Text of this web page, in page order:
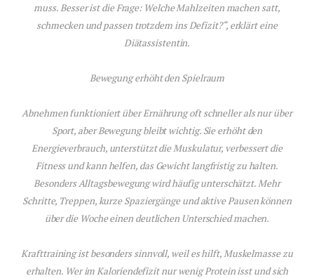
muss. Besser ist die Frage: Welche Mahlzeiten machen satt,
schmecken und passen trotzdem ins Defizit?“, erklärt eine
Diätassistentin.
Bewegung erhöht den Spielraum
Abnehmen funktioniert über Ernährung oft schneller als nur über
Sport, aber Bewegung bleibt wichtig. Sie erhöht den
Energieverbrauch, unterstützt die Muskulatur, verbessert die
Fitness und kann helfen, das Gewicht langfristig zu halten.
Besonders Alltagsbewegung wird häufig unterschätzt. Mehr
Schritte, Treppen, kurze Spaziergänge und aktive Pausen können
über die Woche einen deutlichen Unterschied machen.
Krafttraining ist besonders sinnvoll, weil es hilft, Muskelmasse zu
erhalten. Wer im Kaloriendefizit nur wenig Protein isst und sich